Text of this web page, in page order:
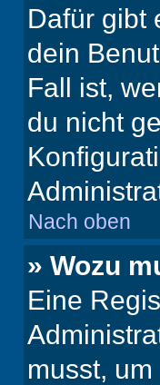
Dafür gibt
dein
Fall ist,
du nicht
Nach oben
» Wozu
Eine
musst,